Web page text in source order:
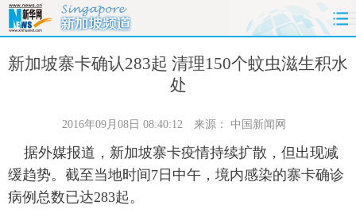
首页 时政 国际 财经
港澳 台湾 华人 汽车
新加坡寨卡确认283起 清理150个蚊虫滋生积水
处
2016年09月08日 08:40:12 来源： 中国新闻网
据外媒报道，新加坡寨卡疫情持续扩散，但出现减
缓趋势。截至当地时间7日中午，境内感染的寨卡确诊
病例总数已达283起。